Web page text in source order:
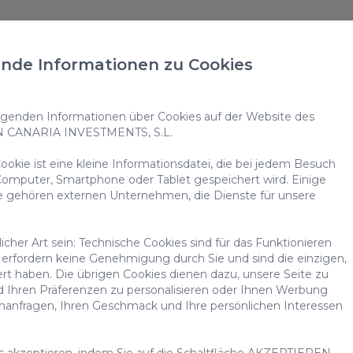
in
nächsten Urlaub auf Gran Canaria? Dann bist du
dich wie zu Hause fühlen wirst.
einen unvergesslichen Luxusurlaub benötigst.
sowie privater Pools.
luxuriösen Annehmlichkeiten und Dienstleistungen,
Informationen zu Cookies
Informationen über Cookies auf der Website des
INVESTMENTS, S.L.
ist eine kleine Informationsdatei, die bei jedem Besuch
Smartphone oder Tablet gespeichert wird. Einige
gehören externen Unternehmen, die Dienste für unsere
Art sein: Technische Cookies sind für das Funktionieren
keine Genehmigung durch Sie und sind die einzigen,
haben. Die übrigen Cookies dienen dazu, unsere Seite zu
Ihren Präferenzen zu personalisieren oder Ihnen Werbung
Ihren Geschmack und Ihre persönlichen Interessen